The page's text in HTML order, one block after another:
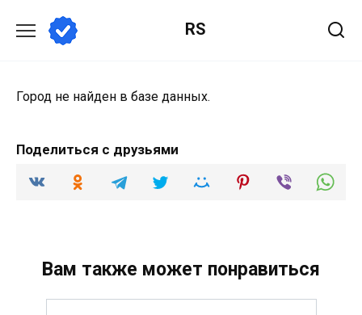
содержанию
RS
Город не найден в базе данных.
Поделиться с друзьями
Вам также может понравиться